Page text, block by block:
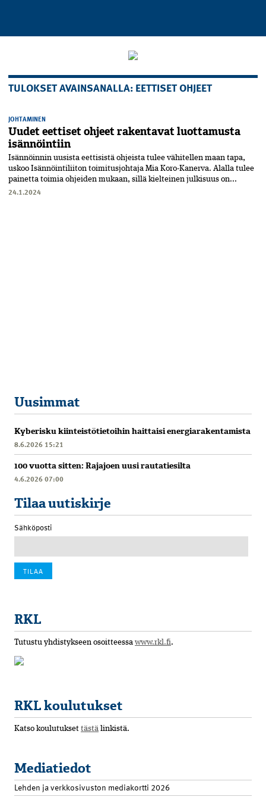
TULOKSET AVAINSANALLA: EETTISET OHJEET
JOHTAMINEN
Uudet eettiset ohjeet rakentavat luottamusta
isännöintiin
Isännöinnin uusista eettisistä ohjeista tulee vähitellen maan tapa,
uskoo Isännöintiliiton toimitusjohtaja Mia Koro-Kanerva. Alalla tulee
painetta toimia ohjeiden mukaan, sillä kielteinen julkisuus on...
24.1.2024
Uusimmat
Kyberisku kiinteistötietoihin haittaisi energiarakentamista
8.6.2026 15:21
100 vuotta sitten: Rajajoen uusi rautatiesilta
4.6.2026 07:00
Tilaa uutiskirje
Sähköposti
RKL
Tutustu yhdistykseen osoitteessa www.rkl.fi.
RKL koulutukset
Katso koulutukset tästä linkistä.
Mediatiedot
Lehden ja verkkosivuston mediakortti 2026